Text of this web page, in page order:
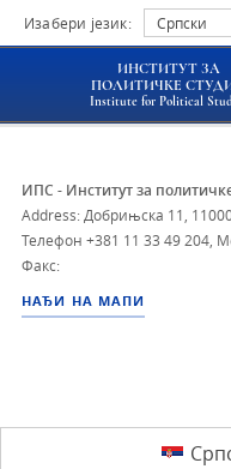
Изабери језик: Српски
ИНСТИТУТ ЗА
ПОЛИТИЧКЕ
Institute for Political
ИПС - Институт за
Address: Добрињска 11,
Телефон +381 11 33 49 204
Факс:
НАЂИ НА МАПИ